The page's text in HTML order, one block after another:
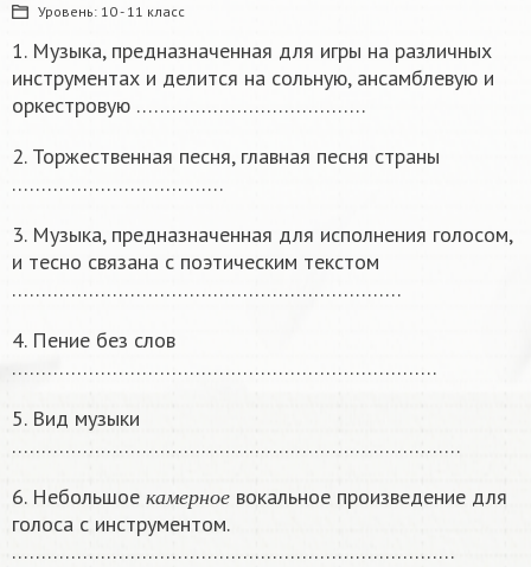
Уровень: 10 - 11 класс
1. Музыка, предназначенная для игры на различных
инструментах и делится на сольную, ансамблевую и
оркестровую …………………………………
2. Торжественная песня, главная песня страны
………………………………
3. Музыка, предназначенная для исполнения голосом,
и тесно связана с поэтическим текстом
…………………………………………………………
4. Пение без слов
………………………………………………………………
5. Вид музыки
………………………………………………………………….
6. Небольшое
каме р н о е
вокальное произведение для
голоса с инструментом.
…………………………………………………………………